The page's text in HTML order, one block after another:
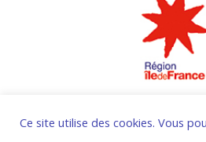
Ce site utilise des cookies. Vous